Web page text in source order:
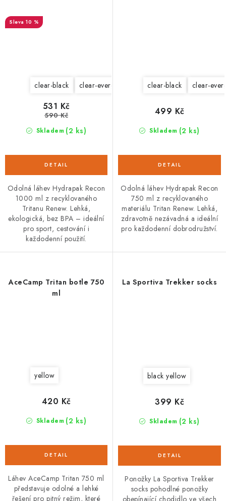
10 %
clear-black clear-evergreen confetti
Skladem (2 ks)
531 Kč
590 Kč
Odolná láhev Hydrapak Recon
1000 ml z recyklovaného
Tritanu Renew. Lehká,
ekologická, bez BPA – ideální
pro sport, cestování i
každodenní použití.
clear-black clear-
Skladem (2 ks)
499 Kč
Odolná láhev Hydrapak Recon
750 ml z recyklovaného
materiálu Tritan Renew. Lehká,
zdravotně nezávadná a ideální
pro každodenní dobrodružství.
AceCamp Tritan botle 750
ml
yellow
Skladem (2 ks)
420 Kč
Láhev AceCamp Tritan 750 ml
představuje odolné a lehké
řešení pro pitný režim, které
La Sportiva Trekker socks
black yellow
Skladem (2 ks)
399 Kč
Ponožky La Sportiva Trekker
socks pohodlné ponožky
obepínající chodidlo ve všech